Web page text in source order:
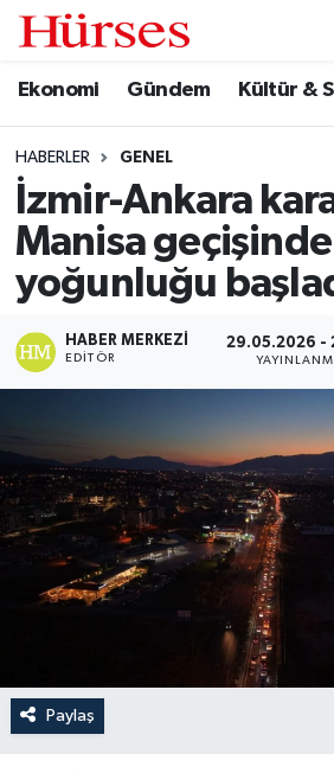
Ekonomi Gündem Kültür &
HABERLER GENEL
İzmir-Ankara
Manisa
yoğunluğu
HABER MERKEZI
EDITÖR
29.05.2026 -
Paylaş
Ekonomi
Gündem
Kültür & Sanat
Politika
Spor
Turizm
Hava Durumu
Trafik Durumu
Süper Lig Puan Durumu ve
Tüm Manşetler
Son Dakika Haberleri
Haber Arşivi